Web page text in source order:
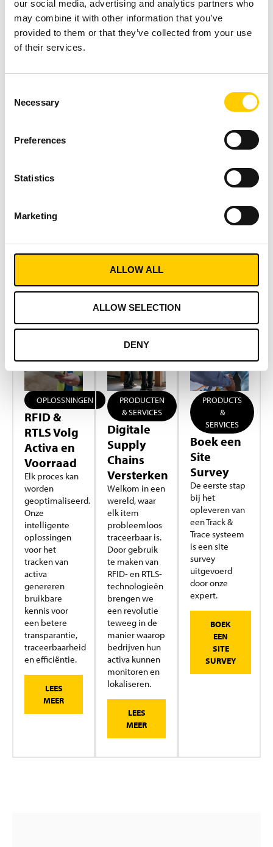
our social media, advertising and analytics partners who
may combine it with other information that you’ve
provided to them or that they’ve collected from your use
of their services.
Selection
Necessary
Preferences
Statistics
Marketing
ALLOW ALL
ALLOW SELECTION
DENY
Wereldwijde monitoring en integratie:
Vilant Device Manager controleert en bewaakt alle
RFID-lezers wereldwijd. Dit systeem is
uitgebreide gegevens over de status van de
beschikbaar zijn. Dit systeem werd in slechts 6
standaardisatie, modulariteit en kwaliteit van de
door Turck Vilant Systems aangedreven oplossing.
Geïnteresseerd of
CONTACTEER
ONS
OPLOSSNINGEN
RFID &
RTLS Volg
Activa en
Voorraad
Elk proces kan
worden
geoptimaliseerd.
Onze
intelligente
oplossingen
voor het
tracken van
activa
genereren
bruikbare
kennis voor
een betere
transparantie,
traceerbaarheid
en efficiëntie.
LEES
MEER
PRODUCTEN
& SERVICES
Digitale
Supply
Chains
Versterken
Welkom in een
wereld, waar
elk item
probleemloos
traceerbaar is.
Door gebruik
te maken van
RFID- en RTLS-
technologieën
brengen we
een revolutie
teweeg in de
manier waarop
bedrijven hun
activa kunnen
monitoren en
lokaliseren.
LEES
MEER
PRODUCTS
&
SERVICES
Boek een
Site
Survey
De eerste stap
bij het
opleveren van
een Track &
Trace systeem
is een site
survey
uitgevoerd
door onze
expert.
BOEK
EEN
SITE
SURVEY